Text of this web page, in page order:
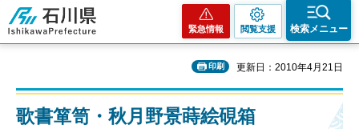
石川県
緊急情報 閲覧支援 検索メニュー
印刷 更新日：2010年4月21日
歌書箪笥・秋月野景蒔絵硯箱